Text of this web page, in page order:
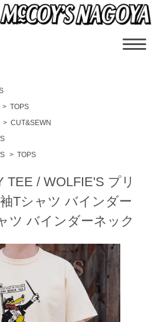
> TOPS
> CUT&SEWN
> TOPS
TEE / WOLFIE'S プリ
Tシャツ バインダー
ツ バインダーネック